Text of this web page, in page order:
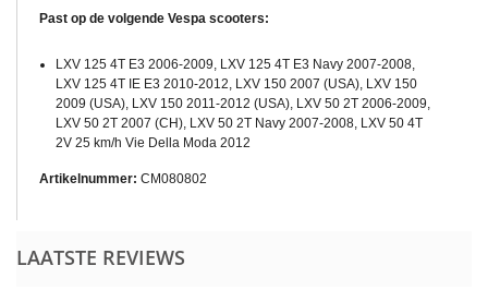
Past op de volgende Vespa scooters:
LXV 125 4T E3 2006-2009, LXV 125 4T E3 Navy 2007-2008,
LXV 125 4T IE E3 2010-2012, LXV 150 2007 (USA), LXV 150
2009 (USA), LXV 150 2011-2012 (USA), LXV 50 2T 2006-2009,
LXV 50 2T 2007 (CH), LXV 50 2T Navy 2007-2008, LXV 50 4T
2V 25 km/h Vie Della Moda 2012
Artikelnummer: CM080802
LAATSTE REVIEWS